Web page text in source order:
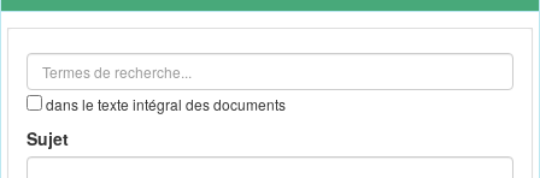
outils
dans le texte intégral des documents
Sujet